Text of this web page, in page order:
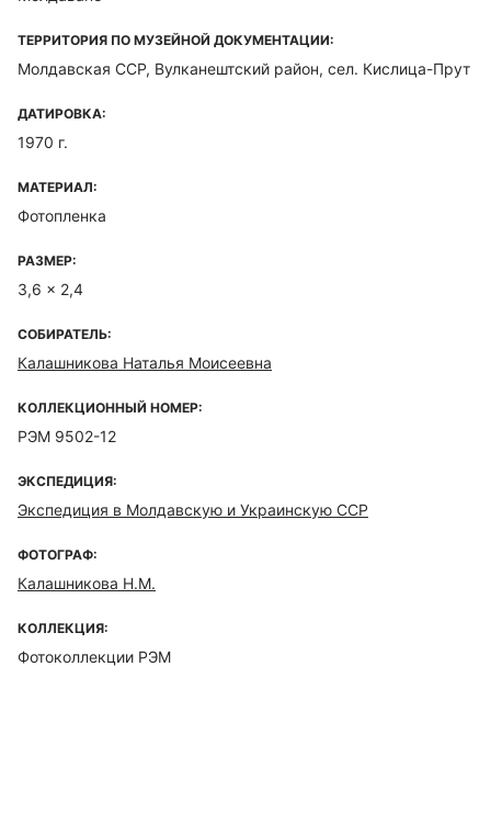
ТЕРРИТОРИЯ ПО МУЗЕЙНОЙ ДОКУМЕНТАЦИИ:
Молдавская ССР, Вулканештский район, сел. Кислица-Прут
ДАТИРОВКА:
1970 г.
МАТЕРИАЛ:
Фотопленка
РАЗМЕР:
3,6 x 2,4
СОБИРАТЕЛЬ:
Калашникова Наталья Моисеевна
КОЛЛЕКЦИОННЫЙ НОМЕР:
РЭМ 9502-12
ЭКСПЕДИЦИЯ:
Экспедиция в Молдавскую и Украинскую ССР
ФОТОГРАФ:
Калашникова Н.М.
КОЛЛЕКЦИЯ:
Фотоколлекции РЭМ